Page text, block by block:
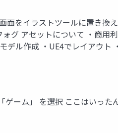
面をイラストツールに置き
グ アセットについて ・商
デル作成 ・UE4でレイアウト
ーム」 を選択 ここはいっ